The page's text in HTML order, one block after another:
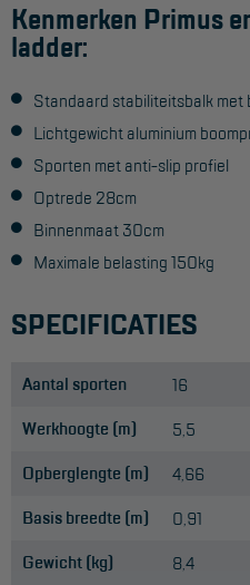
Gevelsteigers
Hangbruginstallaties
Schilderwerkzaamheden
Industrieel onderhoud
Knikarmhoogwerkers
Spinhoogwerkers
Schaarhoogwerkers
Masthoogwerkers
Autohoogwerkers
Kenmerken Primus
ladder:
Standaard stabiliteitsbalk
Lichtgewicht aluminium
Sporten met anti-slip profiel
Optrede 28cm
Binnenmaat 30cm
Maximale belasting 150kg
SPECIFICATIES
Aantal sporten 16
Werkhoogte (m) 5,5
Opberglengte (m) 4,66
Basis breedte (m) 0,91
Gewicht (kg) 8,4